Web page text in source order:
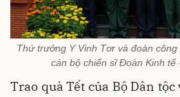
Thứ trưởng Y Vinh Tơr và đoàn
cán bộ chiến sĩ Đoàn Kinh tế
Trao quà Tết của Bộ Dân